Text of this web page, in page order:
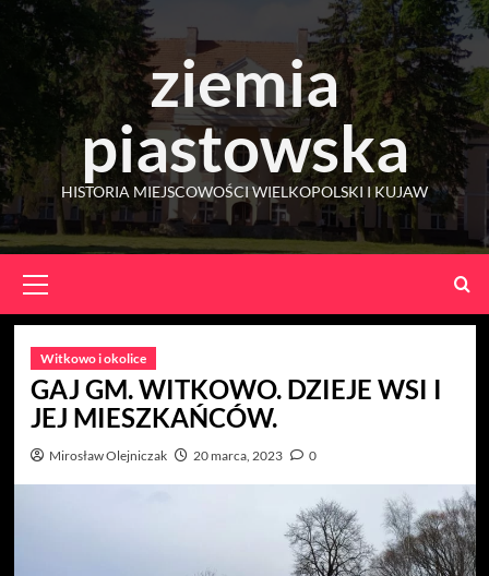
Skip
content
ziemia
piastowska
HISTORIA MIEJSCOWOŚCI WIELKOPOLSKI I KUJAW
Menu
Witkowo i okolice
GAJ GM. WITKOWO. DZIEJE WSI I
JEJ MIESZKAŃCÓW.
Mirosław Olejniczak 20 marca, 2023 0